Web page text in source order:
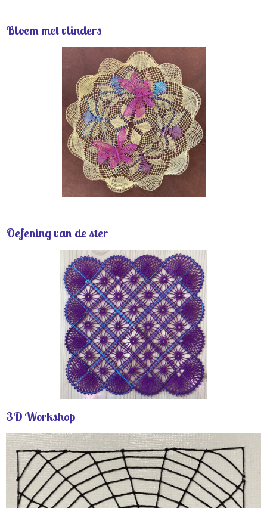
Bloem met vlinders
Oefening van de ster
3D Workshop